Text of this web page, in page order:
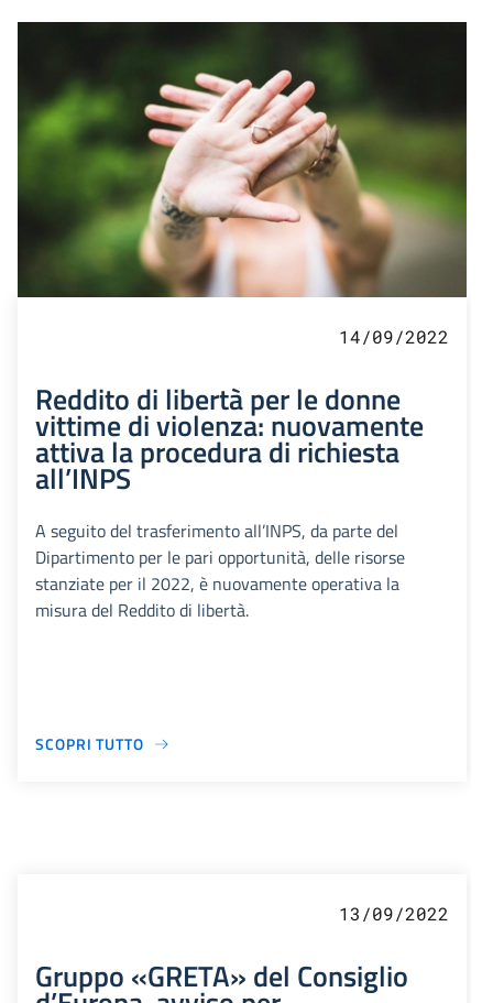
14/09/2022
Reddito di libertà per le donne
vittime di violenza: nuovamente
attiva la procedura di richiesta
all’INPS
A seguito del trasferimento all’INPS, da parte del
Dipartimento per le pari opportunità, delle risorse
stanziate per il 2022, è nuovamente operativa la
misura del Reddito di libertà.
SCOPRI TUTTO
13/09/2022
Gruppo «GRETA» del Consiglio